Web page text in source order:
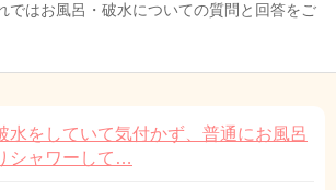
ではお風呂・破水についての質問と回答をご
水をしていて気付かず、普通にお風呂
シャワーして…